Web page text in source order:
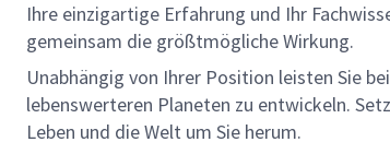
Ihre einzigartige Erfahrung und Ihr
gemeinsam die größtmögliche Wirkung.
Unabhängig von Ihrer Position leisten Sie
lebenswerteren Planeten zu entwickeln.
Leben und die Welt um Sie herum.